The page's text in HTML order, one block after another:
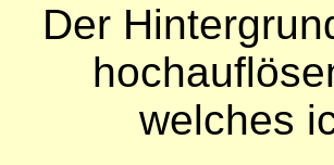
Der
welches